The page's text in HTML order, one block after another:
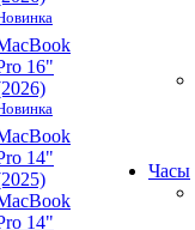
16"
14"
14"
Часы